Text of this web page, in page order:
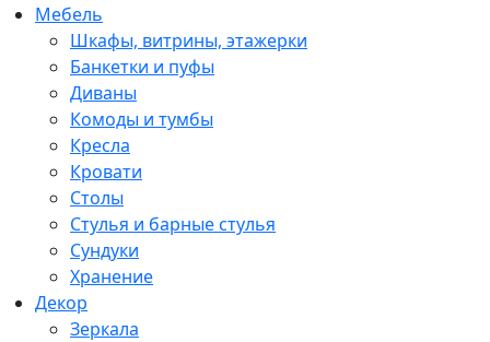
Мебель
Шкафы, витрины, этажерки
Банкетки и пуфы
Диваны
Комоды и тумбы
Кресла
Кровати
Столы
Стулья и барные стулья
Сундуки
Хранение
Декор
Зеркала